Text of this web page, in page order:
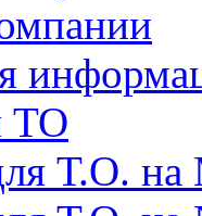
ТО
Т.О. на